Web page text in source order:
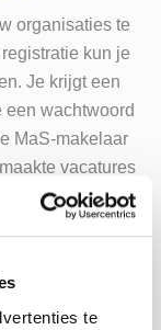
te
organisaties te
kun je
Je krijgt een
wachtwoord
MaS-makelaar
vacatures
algemeen